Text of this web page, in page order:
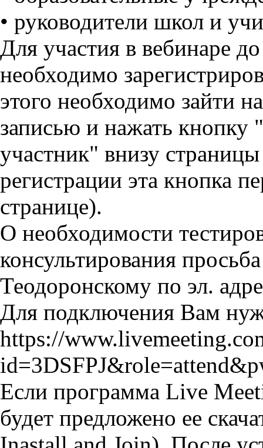
• руководители школ и
Для участия в вебинаре
необходимо
этого необходимо зайти
записью и нажать кнопку
участник" внизу
регистрации эта кнопка
странице).
О необходимости
консультирования
Теодоронскому по эл.
Для подключения Вам
https://
Если программа Live
будет предложено ее